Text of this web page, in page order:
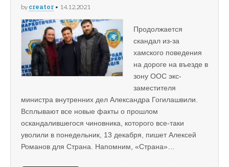
by creator• 14.12.2021
Продолжается
скандал из-за
хамского поведения
на дороге на въезде в
зону ООС экс-
заместителя
министра внутренних дел Александра Гогилашвили.
Всплывают все новые факты о прошлом
оскандалившегося чиновника, которого все-таки
уволили в понедельник, 13 декабря, пишет Алексей
Романов для Страна. Напомним, «Страна»…